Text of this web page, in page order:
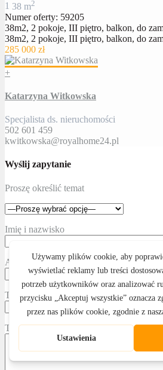
1 38 m2
Numer oferty: 59205
38m2, 2 pokoje, III piętro, balkon, do
38m2, 2 pokoje, III piętro, balkon, do
285 000 zł
+
Katarzyna Witkowska
Specjalista ds. nieruchomości
502 601 459
kwitkowska@royalhome24.pl
Wyślij zapytanie
Proszę określić temat
Imię i nazwisko
Adres email
Telefon kontaktowy
Treść wiadomości